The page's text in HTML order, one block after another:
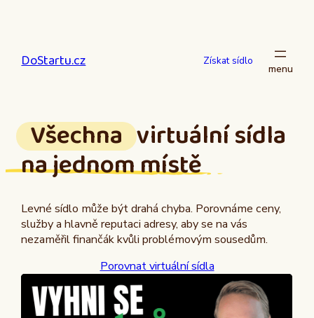
DoStartu.cz Získat sídlo
Všechna virtuální sídla
na jednom místě
Levné sídlo může být drahá chyba. Porovnáme ceny,
služby a hlavně reputaci adresy, aby se na vás
nezaměřil finančák kvůli problémovým sousedům.
Porovnat virtuální sídla